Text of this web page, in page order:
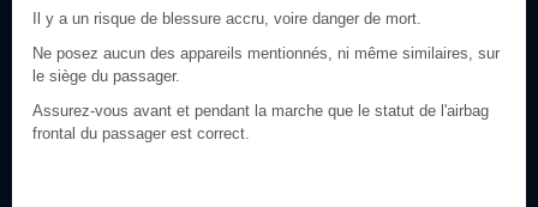
Il y a un risque de blessure accru, voire danger de mort.
Ne posez aucun des appareils mentionnés, ni même similaires, sur
le siège du passager.
Assurez-vous avant et pendant la marche que le statut de l'airbag
frontal du passager est correct.